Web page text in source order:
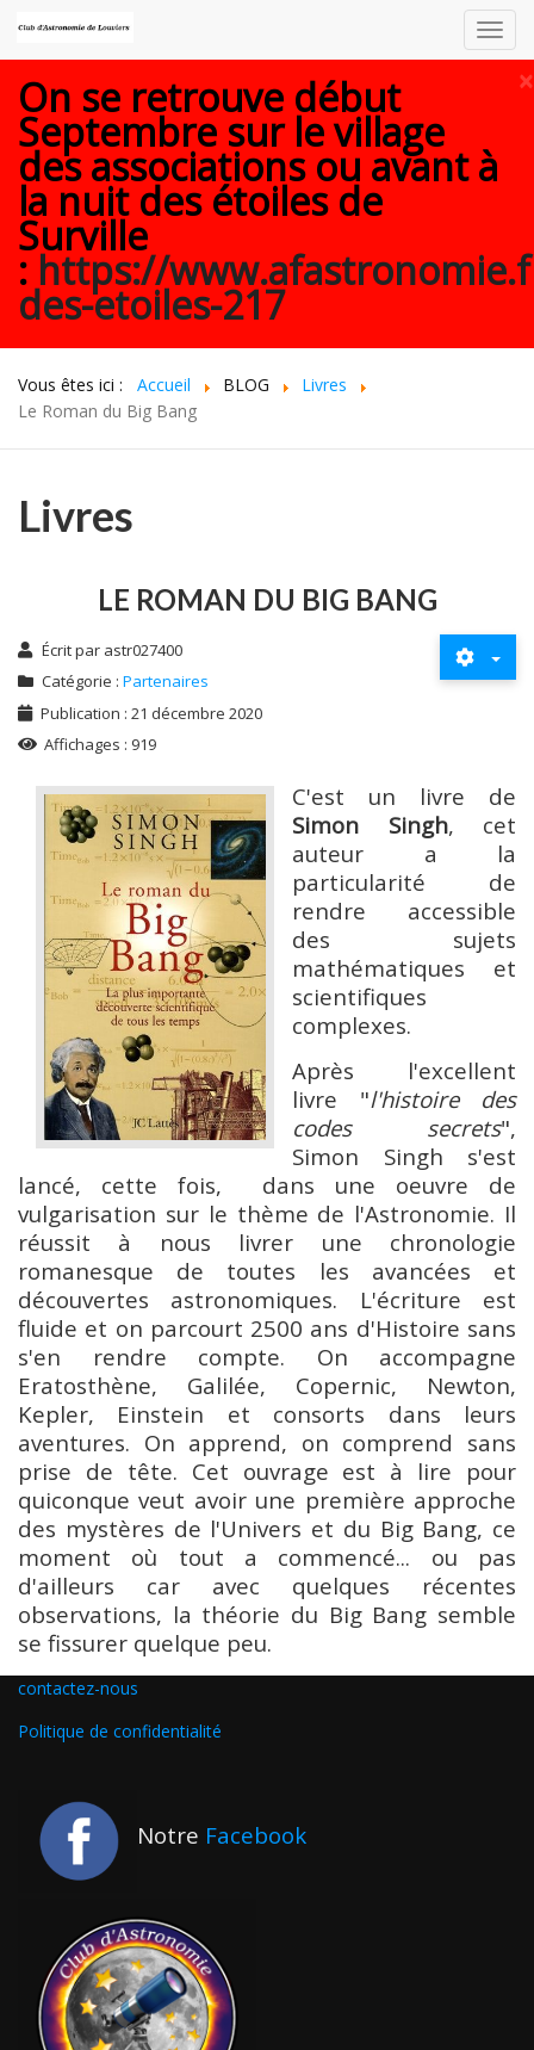
×
On se retrouve début
Septembre sur le village
des associations ou avant à
la nuit des étoiles de
Surville
: https://
des-etoiles-217
Vous êtes ici : Accueil BLOG
Livres
Le Roman du Big Bang
Livres
LE ROMAN DU BIG BANG
Écrit par astr027400
Catégorie : Partenaires
Publication : 21 décembre 2020
Affichages : 919
C'est un livre de
Simon Singh, cet
auteur a la
particularité de
rendre accessible
des sujets
mathématiques et
scientifiques
complexes.
Après l'excellent
livre "l'histoire des
codes secrets",
Simon Singh s'est
lancé, cette fois, dans une oeuvre de
vulgarisation sur le thème de l'Astronomie. Il
réussit à nous livrer une chronologie
romanesque de toutes les avancées et
découvertes astronomiques. L'écriture est
fluide et on parcourt 2500 ans d'Histoire sans
s'en rendre compte. On accompagne
Eratosthène, Galilée, Copernic, Newton,
Kepler, Einstein et consorts dans leurs
aventures. On apprend, on comprend sans
prise de tête. Cet ouvrage est à lire pour
quiconque veut avoir une première approche
des mystères de l'Univers et du Big Bang, ce
moment où tout a commencé... ou pas
d'ailleurs car avec quelques récentes
observations, la théorie du Big Bang semble
se fissurer quelque peu.
contactez-nous
Politique de confidentialité
Notre Facebook